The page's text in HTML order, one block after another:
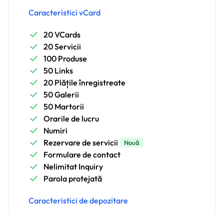
Caracteristici vCard
20 VCards
20 Servicii
100 Produse
50 Links
20 Plățile înregistreate
50 Galerii
50 Martorii
Orarile de lucru
Numiri
Rezervare de servicii
Nouă
Formulare de contact
Nelimitat Inquiry
Parola protejată
Caracteristici de depozitare